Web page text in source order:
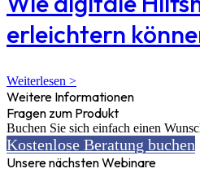
erleichtern
Weiterlesen >
Weitere Informationen
Fragen zum Produkt
Buchen Sie sich einfach einen
Kostenlose Beratung buchen
Unsere nächsten Webinare